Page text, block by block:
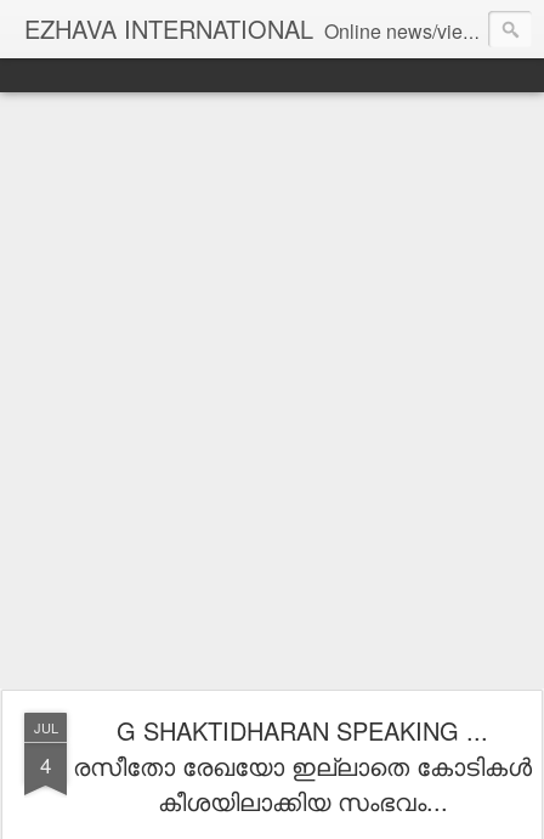
EZHAVA INTERNATIONAL Online news/views JOURNAL... Connecting the community worldwide Editorial Director: Prem Chandran
JUL
4
G SHAKTIDHARAN SPEAKING ...
രസീതോ രേഖയോ ഇല്ലാതെ കോടികൾ
കീശയിലാക്കിയ സംഭവം...